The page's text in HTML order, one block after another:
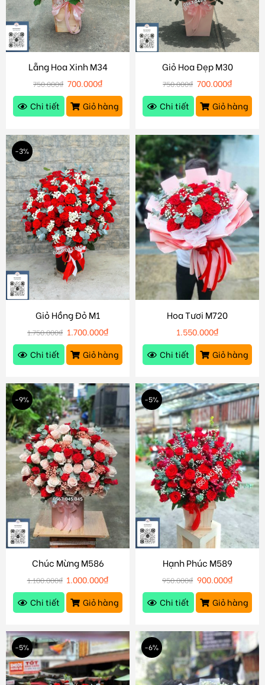
Lẵng Hoa Xinh M34
750.000₫ 700.000₫
Chi tiết
Giỏ hàng
Giỏ Hoa Đẹp M30
750.000₫ 700.000₫
Chi tiết
Giỏ hàng
-3%
Giỏ Hồng Đỏ M1
1.750.000₫ 1.700.000₫
Chi tiết
Giỏ hàng
Hoa Tươi M720
1.550.000₫
Chi tiết
Giỏ hàng
-9%
Chúc Mừng M586
1.100.000₫ 1.000.000₫
Chi tiết
Giỏ hàng
-5%
Hạnh Phúc M589
950.000₫ 900.000₫
Chi tiết
Giỏ hàng
-5% -6%